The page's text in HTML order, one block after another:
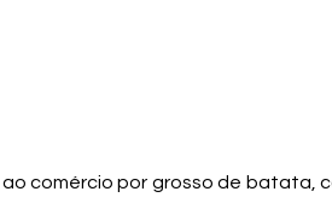
comércio por grosso de batata,